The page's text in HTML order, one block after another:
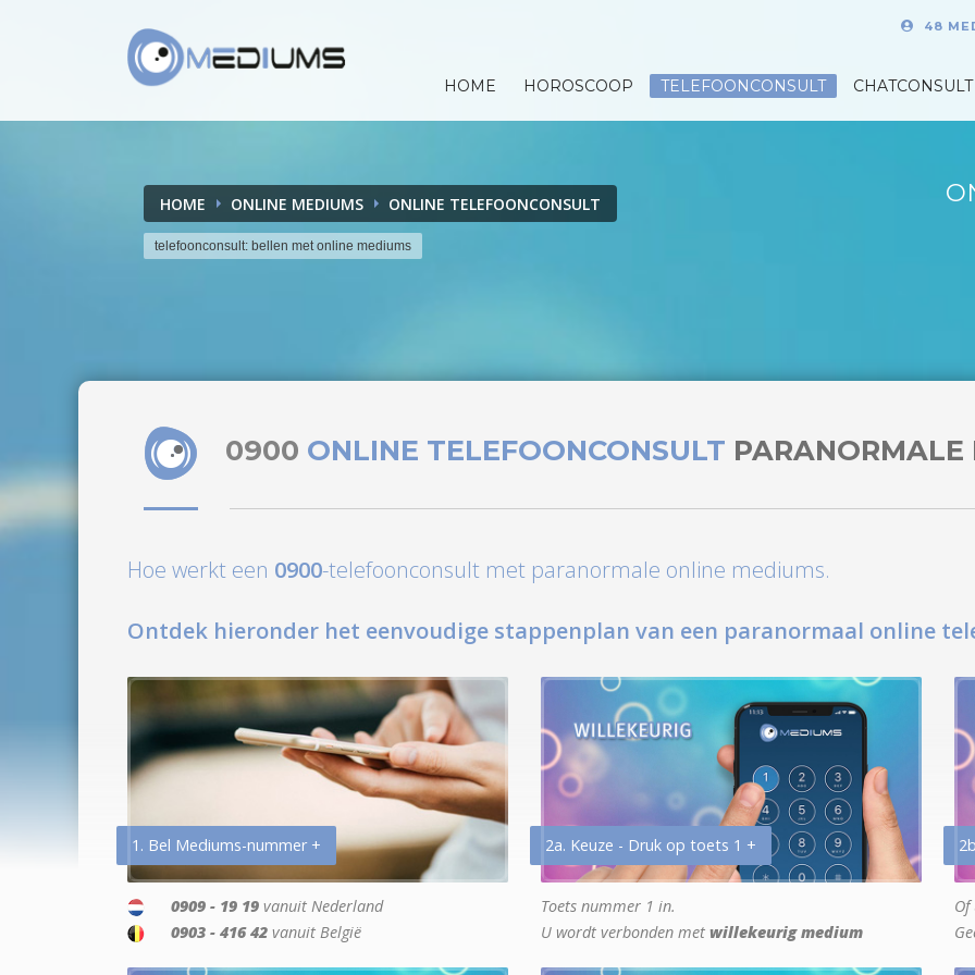
48
HOME HOROSCOOP TELEFOONCONSULT CHATCONSULT
HOME ONLINE MEDIUMS ONLINE TELEFOONCONSULT
telefoonconsult: bellen met online mediums
0900 ONLINE TELEFOONCONSULT PARANORMALE
Hoe werkt een 0900-telefoonconsult met paranormale online mediums.
Ontdek hieronder het eenvoudige stappenplan van een paranormaal online
1. Bel Mediums-nummer +
0909 - 19 19 vanuit Nederland
0903 - 416 42 vanuit België
2a. Keuze - Druk op toets 1 +
Toets nummer 1 in.
U wordt verbonden met willekeurig medium